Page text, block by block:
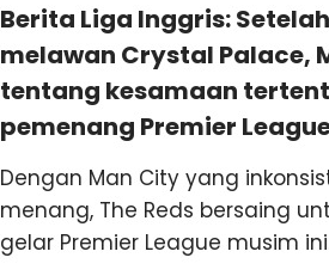
Berita Liga Inggris:
melawan Crystal Palace,
tentang kesamaan
pemenang Premier
Dengan Man City yang
menang, The Reds bersaing
gelar Premier League musim